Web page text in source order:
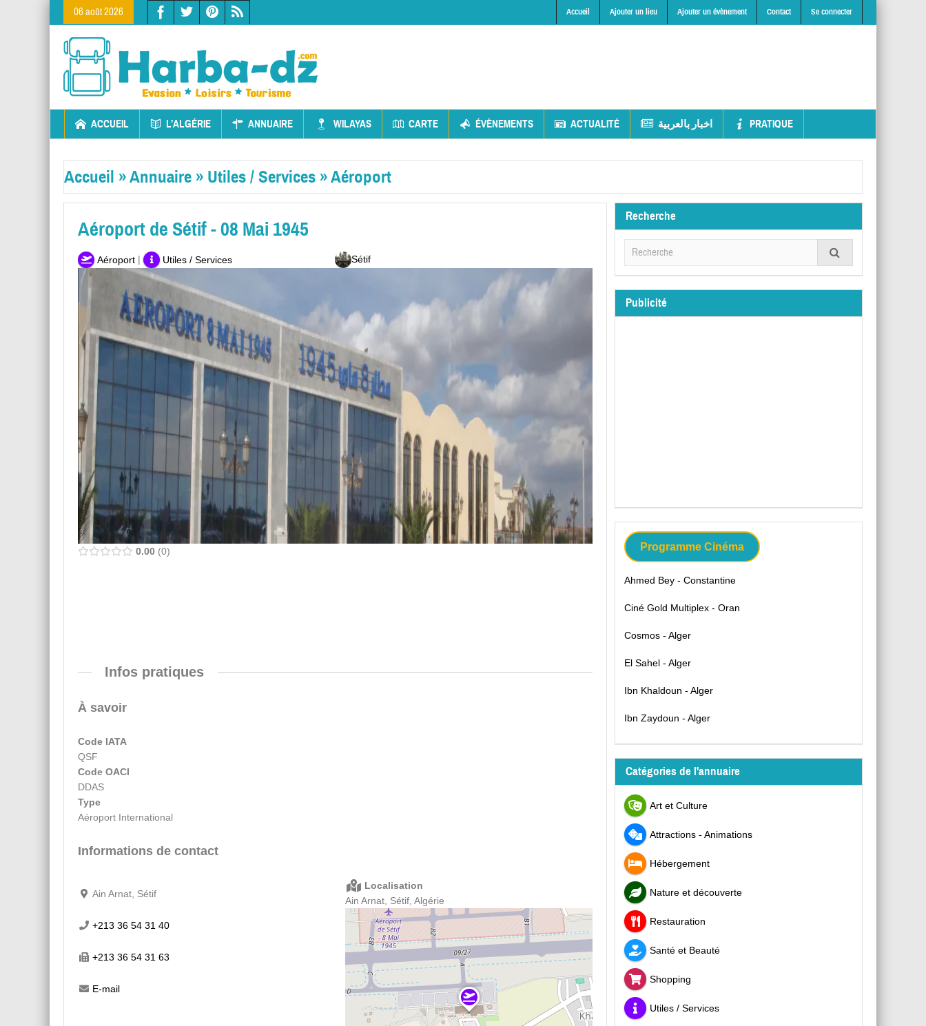
06 août 2026 Accueil Ajouter un lieu Ajouter un évènement Contact Se connecter
ACCUEIL L’ALGÉRIE ANNUAIRE WILAYAS CARTE ÉVÈNEMENTS ACTUALITÉ اخبار بالعربية PRATIQUE
Accueil »Annuaire » Utiles / Services »Aéroport
Aéroport de Sétif - 08 Mai 1945
Aéroport | Utiles / Services Sétif
0.00 0
Infos pratiques
À savoir
Code IATA
QSF
Code OACI
DDAS
Type
Aéroport International
Informations de contact
Ain Arnat, Sétif
+213 36 54 31 40
+213 36 54 31 63
E-mail
Localisation
Ain Arnat, Sétif, Algérie
Recherche
Publicité
Programme Cinéma
Ahmed Bey - Constantine
Ciné Gold Multiplex - Oran
Cosmos - Alger
El Sahel - Alger
Ibn Khaldoun - Alger
Ibn Zaydoun - Alger
Catégories de l'annuaire
Art et Culture
Attractions - Animations
Hébergement
Nature et découverte
Restauration
Santé et Beauté
Shopping
Utiles / Services